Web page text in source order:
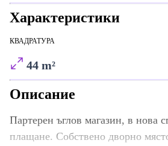
Характеристики
КВАДРАТУРА
44 m²
Описание
Партерен ъглов магазин, в нова
плащане. Собствено дворно